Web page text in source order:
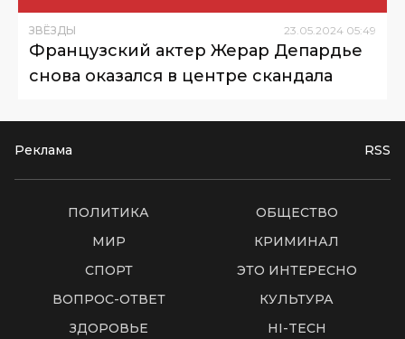
ЗВЁЗДЫ 23.05.2024 05:49
Французский актер Жерар Депардье
снова оказался в центре скандала
Реклама RSS
ПОЛИТИКА
ОБЩЕСТВО
МИР
КРИМИНАЛ
СПОРТ
ЭТО ИНТЕРЕСНО
ВОПРОС-ОТВЕТ
КУЛЬТУРА
ЗДОРОВЬЕ
HI-TECH